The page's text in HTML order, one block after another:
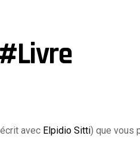
avec Elpidio Sitti) que vous